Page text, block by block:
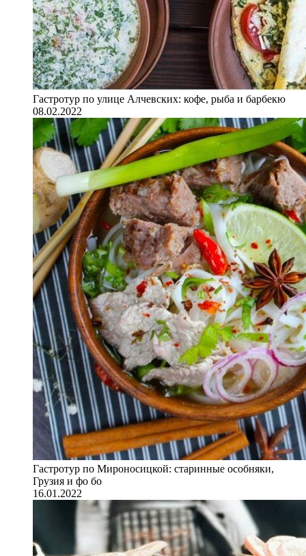
Гастротур по улице Алчевских: кофе, рыба и барбекю
08.02.2022
Гастротур по Мироносицкой: старинные особняки,
Грузия и фо бо
16.01.2022